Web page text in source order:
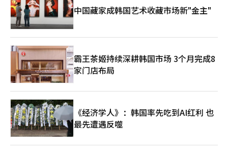
中国藏家成韩国艺术收藏市场新"金主"
霸王茶姬持续深耕韩国市场 3个月完成8
家门店布局
《经济学人》：韩国率先吃到AI红利 也
最先遭遇反噬